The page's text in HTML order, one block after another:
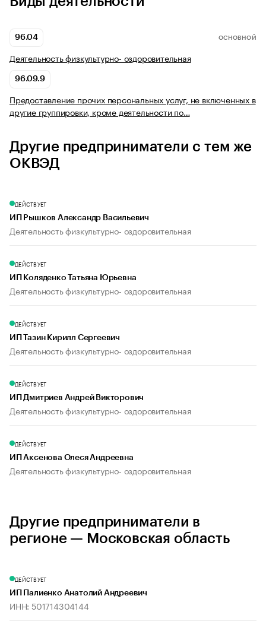
96.04 ОСНОВНОЙ
Деятельность физкультурно- оздоровительная
96.09.9
Предоставление прочих персональных услуг, не включенных в
другие группировки, кроме деятельности по…
Другие предприниматели с тем же
ОКВЭД
ДЕЙСТВУЕТ
ИП Рышков Александр Васильевич
Деятельность физкультурно- оздоровительная
ДЕЙСТВУЕТ
ИП Коляденко Татьяна Юрьевна
Деятельность физкультурно- оздоровительная
ДЕЙСТВУЕТ
ИП Тазин Кирилл Сергеевич
Деятельность физкультурно- оздоровительная
ДЕЙСТВУЕТ
ИП Дмитриев Андрей Викторович
Деятельность физкультурно- оздоровительная
ДЕЙСТВУЕТ
ИП Аксенова Олеся Андреевна
Деятельность физкультурно- оздоровительная
Другие предприниматели в
регионе — Московская область
ДЕЙСТВУЕТ
ИП Палиенко Анатолий Андреевич
ИНН: 501714304144